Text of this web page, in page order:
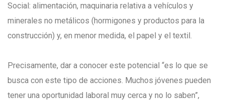
Social: alimentación, maquinaria relativa a vehículos y
minerales no metálicos (hormigones y productos para la
construcción) y, en menor medida, el papel y el textil.
Precisamente, dar a conocer este potencial “es lo que se
busca con este tipo de acciones. Muchos jóvenes pueden
tener una oportunidad laboral muy cerca y no lo saben”,